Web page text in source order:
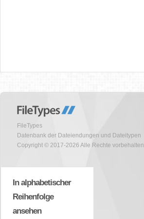
FileTypes
Datenbank der Dateiendungen und Dateitypen
Copyright © 2017-2026 Alle Rechte vorbehalten
In alphabetischer
Reihenfolge
ansehen